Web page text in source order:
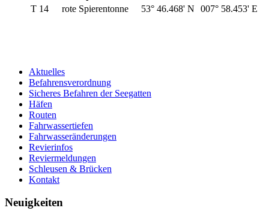
T 14
rote Spierentonne 53° 46.468' N 007° 58.453' E
Aktuelles
Befahrensverordnung
Sicheres Befahren der Seegatten
Häfen
Routen
Fahrwassertiefen
Fahrwasseränderungen
Revierinfos
Reviermeldungen
Schleusen & Brücken
Kontakt
Neuigkeiten